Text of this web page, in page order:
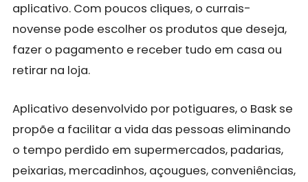
aplicativo. Com poucos cliques, o currais-
novense pode escolher os produtos que deseja,
fazer o pagamento e receber tudo em casa ou
retirar na loja.
Aplicativo desenvolvido por potiguares, o Bask se
propõe a facilitar a vida das pessoas eliminando
o tempo perdido em supermercados, padarias,
peixarias, mercadinhos, açougues, conveniências,